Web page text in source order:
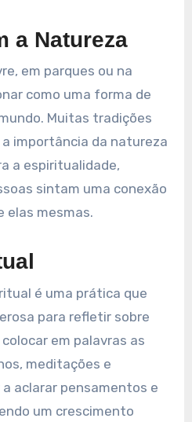
a Natureza
em parques ou na
como uma forma de
Muitas tradições
importância da natureza
a espiritualidade,
sintam uma conexão
elas mesmas.
é uma prática que
para refletir sobre
em palavras as
meditações e
aclarar pensamentos e
um crescimento